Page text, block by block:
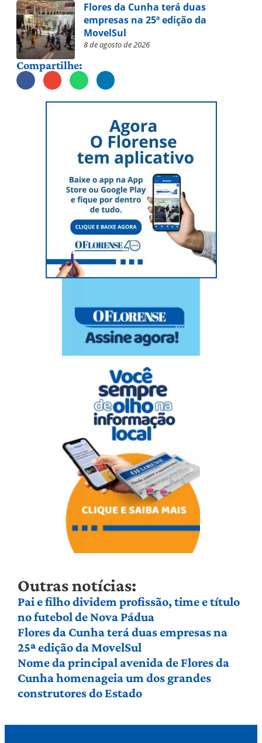
Flores da Cunha terá duas
empresas na 25ª edição da
MovelSul
8 de agosto de 2026
Compartilhe:
Outras notícias:
Pai e filho dividem profissão, time e título
no futebol de Nova Pádua
Flores da Cunha terá duas empresas na
25ª edição da MovelSul
Nome da principal avenida de Flores da
Cunha homenageia um dos grandes
construtores do Estado